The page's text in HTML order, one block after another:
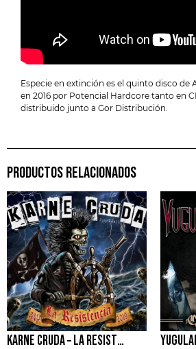
Especie en extinción es el quinto disco de
en 2016 por Potencial Hardcore tanto en
distribuido junto a Gor Distribución.
PRODUCTOS RELACIONADOS
KARNE CRUDA – LA RESISTENCIA